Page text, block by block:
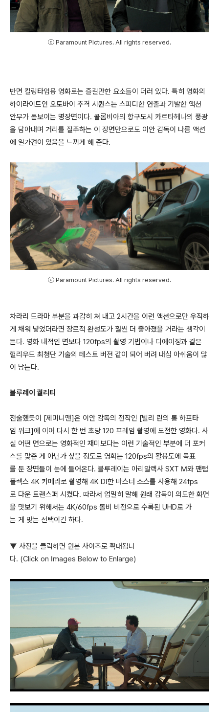
ⓒ Paramount Pictures. All rights reserved.
반면 킬링타임용 영화로는 즐길만한 요소들이 더러 있다. 특히 영화의
하이라이트인 오토바이 추격 시퀀스는 스피디한 연출과 기발한 액션
안무가 돋보이는 명장면이다. 콜롬비아의 항구도시 카르타헤나의 풍광
을 담아내며 거리를 질주하는 이 장면만으로도 이안 감독이 나름 액션
에 일가견이 있음을 느끼게 해 준다.
ⓒ Paramount Pictures. All rights reserved.
차라리 드라마 부분을 과감히 쳐 내고 2시간을 이런 액션으로만 우직하
게 채워 넣었더라면 장르적 완성도가 훨씬 더 좋아졌을 거라는 생각이
든다. 영화 내적인 면보다 120fps의 촬영 기법이나 디에이징과 같은
헐리우드 최첨단 기술의 테스트 버전 같이 되어 버려 내심 아쉬움이 많
이 남는다.
블루레이 퀄리티
전술했듯이 [제미니맨]은 이안 감독의 전작인 [빌리 린의 롱 하프타
임 워크]에 이어 다시 한 번 초당 120 프레임 촬영에 도전한 영화다. 사
실 어떤 면으로는 영화적인 재미보다는 이런 기술적인 부분에 더 포커
스를 맞춘 게 아닌가 싶을 정도로 영화는 120fps의 활용도에 목표
를 둔 장면들이 눈에 들어온다. 블루레이는 아리알렉사 SXT M와 팬텀
플렉스 4K 카메라로 촬영해 4K DI한 마스터 소스를 사용해 24fps
로 다운 트랜스퍼 시켰다. 따라서 엄밀히 말해 원래 감독이 의도한 화면
을 맛보기 위해서는 4K/60fps 돌비 비전으로 수록된 UHD로 가
는 게 맞는 선택이긴 하다.
▼ 사진을 클릭하면 원본 사이즈로 확대됩니
다. (Click on Images Below to Enlarge)